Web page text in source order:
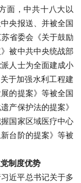
面，中共十八大以
央报送、并被全国
省委会《关于鼓励
被中共中央统战部
人士为全面建成小
于加强水利工程建
的提案》等被全国
产保护法的提案》
国家区域医疗中心
台阶的提案》等被
制度优势
近平总书记关于多